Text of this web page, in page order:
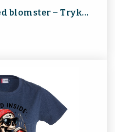
Boo – spøkelse med blomster – Trykk foran og bak. Halloween